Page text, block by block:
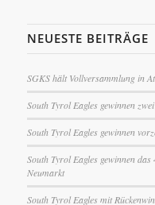
NEUESTE BEITRÄGE
SGKS hält Vollversammlung in
South Tyrol Eagles gewinnen
South Tyrol Eagles gewinnen
South Tyrol Eagles gewinnen
Neumarkt
South Tyrol Eagles mit